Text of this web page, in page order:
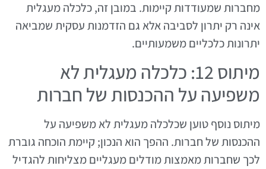
מחברות שמעודדות קיימות. במובן זה, כלכלה מעגלית
אינה רק יתרון לסביבה אלא גם הזדמנות עסקית שמביאה
יתרונות כלכליים משמעותיים.
מיתוס 12: כלכלה מעגלית לא
משפיעה על ההכנסות של חברות
מיתוס נוסף טוען שכלכלה מעגלית לא משפיעה על
ההכנסות של חברות. ההפך הוא הנכון; קיימת הוכחה גוברת
לכך שחברות מאמצות מודלים מעגליים מצליחות להגדיל